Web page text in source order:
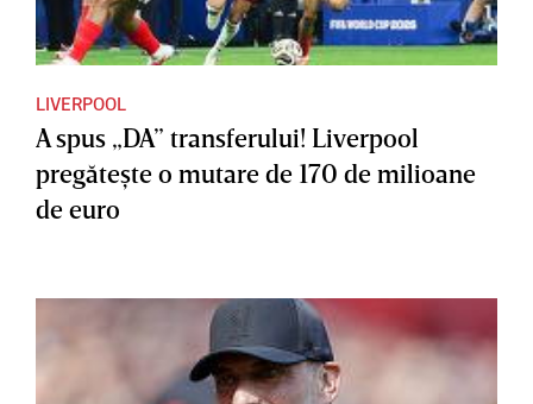
LIVERPOOL
A spus „DA” transferului! Liverpool
pregăteşte o mutare de 170 de milioane
de euro